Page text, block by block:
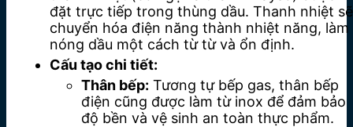
đặt trực tiếp trong thùng dầu. Thanh nhiệt sẽ
chuyển hóa điện năng thành nhiệt năng, làm
nóng dầu một cách từ từ và ổn định.
Cấu tạo chi tiết:
Thân bếp: Tương tự bếp gas, thân bếp
điện cũng được làm từ inox để đảm bảo
độ bền và vệ sinh an toàn thực phẩm.